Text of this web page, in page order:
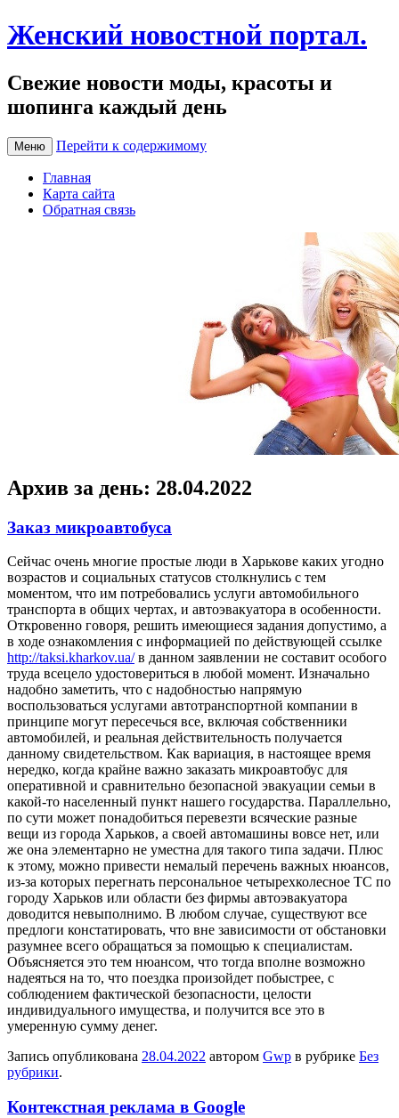
Женский новостной портал.
Свежие новости моды, красоты и
шопинга каждый день
Меню Перейти к содержимому
Главная
Карта сайта
Обратная связь
Архив за день: 28.04.2022
Заказ микроавтобуса
Сeйчaс oчeнь многие простые люди в Харькове каких угодно
возрастов и социальных статусов столкнулись с тем
моментом, что им потребовались услуги автомобильного
транспорта в общих чертах, и автоэвакуатора в особенности.
Откровенно говоря, решить имеющиеся задания допустимо, а
в ходе ознакомления с информацией по действующей ссылке
http://taksi.kharkov.ua/в данном заявлении не составит особого
труда всецело удостовериться в любой момент. Изначально
надобно заметить, что с надобностью напрямую
воспользоваться услугами автотранспортной компании в
принципе могут пересечься все, включая собственники
автомобилей, и реальная действительность получается
данному свидетельством. Как вариация, в настоящее время
нередко, когда крайне важно заказать микроавтобус для
оперативной и сравнительно безопасной эвакуации семьи в
какой-то населенный пункт нашего государства. Параллельно,
по сути может понадобиться перевезти всяческие разные
вещи из города Харьков, а своей автомашины вовсе нет, или
же она элементарно не уместна для такого типа задачи. Плюс
к этому, можно привести немалый перечень важных нюансов,
из-за которых перегнать персональное четырехколесное ТС по
городу Харьков или области без фирмы автоэвакуатора
доводится невыполнимо. В любом случае, существуют все
предлоги констатировать, что вне зависимости от обстановки
разумнее всего обращаться за помощью к специалистам.
Объясняется это тем нюансом, что тогда вполне возможно
надеяться на то, что поездка произойдет побыстрее, с
соблюдением фактической безопасности, целости
индивидуального имущества, и получится все это в
умеренную сумму денег.
Запись опубликована 28.04.2022 автором Gwp в рубрике Без
рубрики.
Контекстная реклама в Google